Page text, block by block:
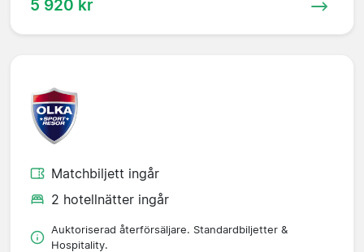
5 920 kr
Matchbiljett ingår
2 hotellnätter ingår
Auktoriserad återförsäljare. Standardbiljetter &
Hospitality.